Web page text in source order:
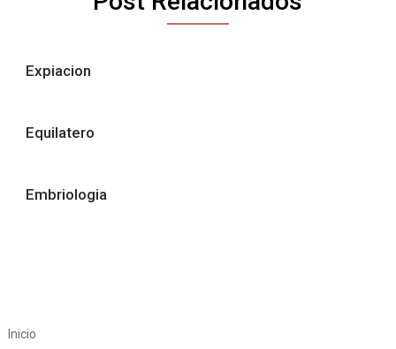
Expiacion
Equilatero
Embriologia
Inicio